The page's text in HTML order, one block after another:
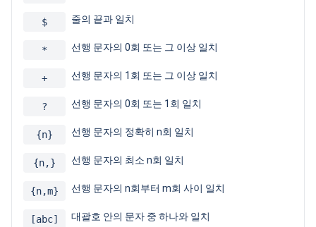
$ 줄의 끝과 일치
* 선행 문자의 0회 또는 그 이상 일치
+ 선행 문자의 1회 또는 그 이상 일치
? 선행 문자의 0회 또는 1회 일치
{n} 선행 문자의 정확히 n회 일치
{n,} 선행 문자의 최소 n회 일치
{n,m} 선행 문자의 n회부터 m회 사이 일치
[abc] 대괄호 안의 문자 중 하나와 일치